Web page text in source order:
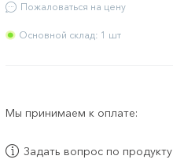
Пожаловаться на цену
Основной склад: 1 шт
Мы принимаем к оплате:
Задать вопрос по продукту